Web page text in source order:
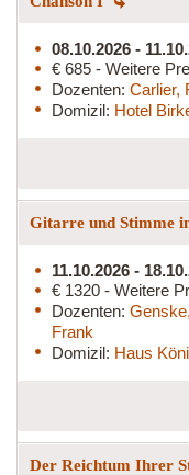
08.10.2026 -
€ 685 - Weitere
Dozenten: Carlier,
Domizil: Hotel
Gitarre und Stimme
11.10.2026 -
€ 1320 - Weitere
Dozenten:
Frank
Domizil: Haus
Der Reichtum Ihrer